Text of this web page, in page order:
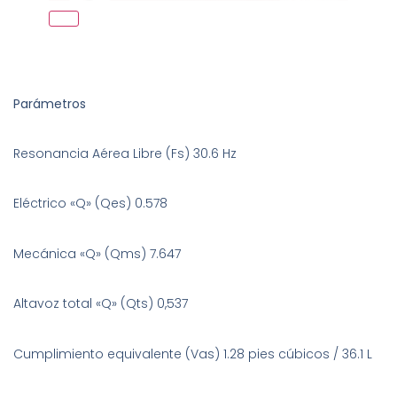
Parámetros
Resonancia Aérea Libre (Fs) 30.6 Hz
Eléctrico «Q» (Qes) 0.578
Mecánica «Q» (Qms) 7.647
Altavoz total «Q» (Qts) 0,537
Cumplimiento equivalente (Vas) 1.28 pies cúbicos / 36.1 L